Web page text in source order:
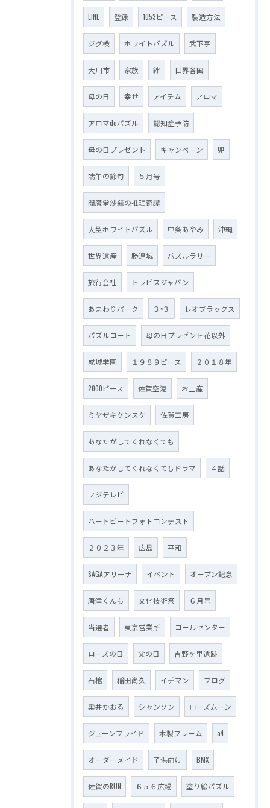
LINE 登録 1053ピース 製造方法
ジグ検 ホワイトパズル 武下亨
大川市 家族 絆 世界各国
母の日 幸せ アイテム アロマ
アロマdeパズル 認知症予防
母の日プレゼント キャンペーン 兜
端午の節句 ５月号
閻魔堂沙羅の推理奇譚
大型ホワイトパズル 中条あやみ 沖縄
世界遺産 勝連城 パズルラリー
旅行会社 トラビスジャパン
あまわりパーク ３×３ レオブラックス
パズルコート 母の日プレゼント花以外
成城学園 １９８９ピース ２０１８年
2000ピース 佐賀空港 お土産
ミヤザキケンスケ 佐賀工房
あなたがしてくれなくても
あなたがしてくれなくてもドラマ ４話
フジテレビ
ハートビートフォトコンテスト
２０２３年 広島 平和
SAGAアリーナ イベント オープン記念
唐津くんち 文化技術祭 ６月号
当選者 東京営業所 コールセンター
ローズの日 父の日 吉野ヶ里遺跡
石棺 稲田尚久 イデマン ブログ
梁井かおる シャンソン ローズムーン
ジューンブライド 木製フレーム a4
オーダーメイド 子供向け BMX
佐賀のRUN ６５６広場 塗り絵パズル